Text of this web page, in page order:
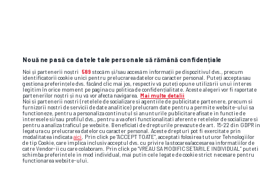
Foto14/31
Nouă ne pasă ca datele tale personale să rămână confidențiale
Noi și partenerii noștri 589 stocăm și/sau accesăm informații pe dispozitivul dvs., precum
identificatorii cookie unici pentru prelucrarea datelor cu caracter personal. Puteți accepta sau
gestiona preferințele dvs. făcând clic mai jos, respectiv vă puteți opune utilizării unui interes
legitim în orice moment pe pagina cu politica de confidențialitate. Aceste alegeri vor fi raportate
partenerilor noștri și nu vă vor afecta navigarea. Mai multe detalii
Noi si partenerii nostri (retelele de socializare si agentiile de publicitate partenere, precum si
furnizorii nostri de servicii de date analitice) prelucram date pentru a permite website-ului sa
functioneze, pentru a personaliza continutul si anunturile publicitare afisate in functie de
interesele si/sau profilul dvs., pentru a va oferi functionalitati aferente retelelor de socializare si
pentru a analiza traficul pe website. Beneficiati de drepturile prevazute de art. 15-22 din GDPR in
legatura cu prelucrarea datelor cu caracter personal. Aceste drepturi pot fi exercitate prin
modalitatea indicataaici
. Prin click pe “ACCEPT TOATE”, acceptati folosirea tuturor Tehnologiilor
de tip Cookie, care implica inclusiv acceptul dvs. cu privire la stocarea/accesarea informatiilor de
catre Vendor-ii cu care colaboram. Prin click pe “VREAU SA MODIFIC SETARILE INDIVIDUAL” puteti
schimba preferintele in mod individual, mai putin cele legate de cookie strict necesare pentru
functionarea website-ului.